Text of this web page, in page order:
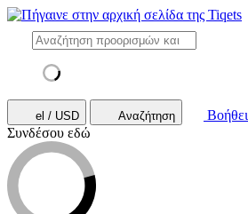
el / USD Αναζήτηση
Συνδέσου εδώ